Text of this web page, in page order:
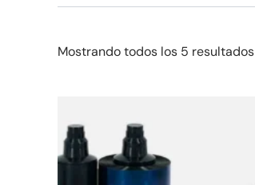
Mostrando todos los 5 resultados